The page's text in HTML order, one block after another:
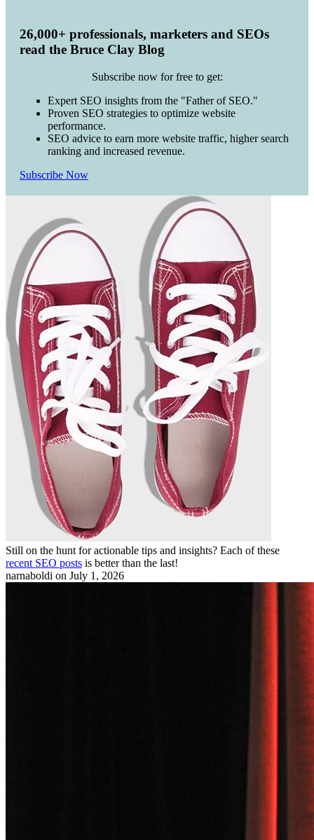
26,000+ professionals, marketers and SEOs
read the Bruce Clay Blog
Subscribe now for free to get:
Expert SEO insights from the "Father of SEO."
Proven SEO strategies to optimize website
performance.
SEO advice to earn more website traffic, higher search
ranking and increased revenue.
Subscribe Now
Still on the hunt for actionable tips and insights? Each of these
recent SEO posts is better than the last!
narnaboldi on July 1, 2026